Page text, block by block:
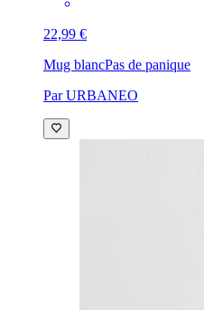
22,99 €
Mug blancPas de panique
Par URBANEO